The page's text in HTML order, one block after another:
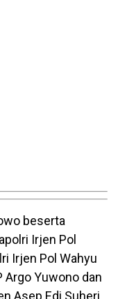
beserta
Irjen Pol
Irjen Pol Wahyu
Argo Yuwono dan